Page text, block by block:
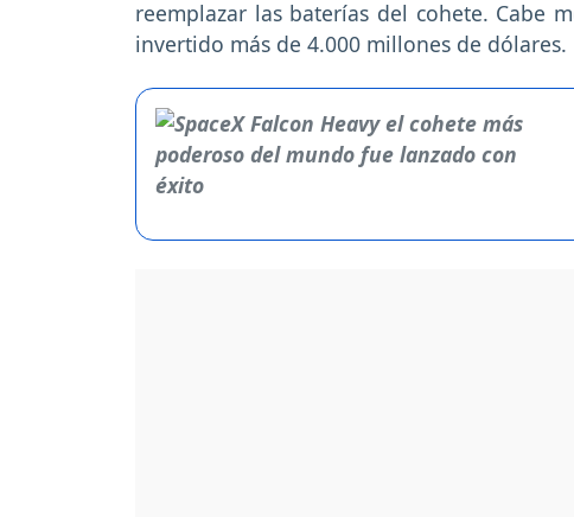
reemplazar las baterías del cohete. Cabe
invertido más de 4.000 millones de dólares.